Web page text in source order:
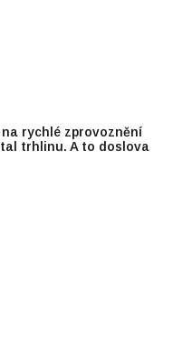
rychlé zprovoznění
trhlinu. A to doslova